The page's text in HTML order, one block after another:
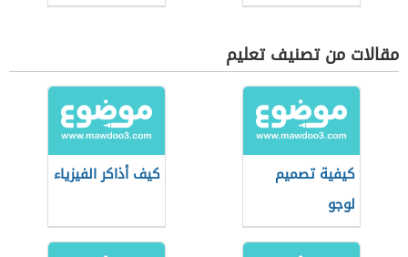
في التعليم
مقالات من تصنيف تعليم
كيفية تصميم
لوجو
كيف أذاكر الفيزياء